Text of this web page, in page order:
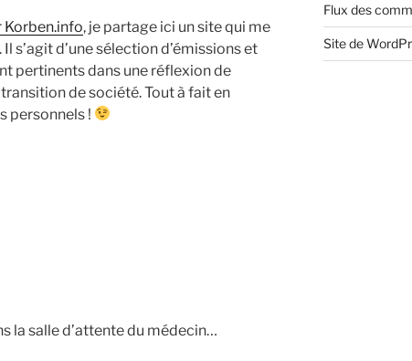
Korben.info, je partage ici un site qui me
s’agit d’une sélection d’émissions et
pertinents dans une réflexion de
de société. Tout à fait en
personnels !
la salle d’attente du médecin…
Flux des
Site de